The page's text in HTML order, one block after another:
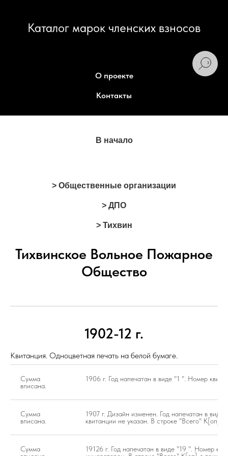
Каталог марок членских взносов
О проекте
Контакты
В начало
> Общественные организации
> ДПО
> Тихвин
Тихвинское Вольное Пожарное
Общество
1902-12 г.
Квитанция. Одноцветная печать на белой бумаге.
Сумма
вписана.
1906 г. Год напечатан в виде "1 ". Номер
Сумма
вписана.
1907 г. Дизайн изменен. Год напечатан в
квитанции не указан. В строке "Всего" К[оп]
Сумма
19126 г. Год напечатан в виде "19 ". Номер